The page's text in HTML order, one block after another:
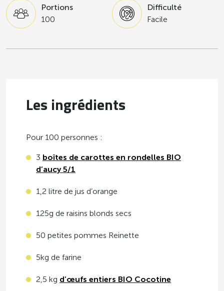
Portions
100
Difficulté
Facile
Les ingrédients
Pour 100 personnes :
3 boîtes de carottes en rondelles BIO
d’aucy 5/1
1,2 litre de jus d’orange
125g de raisins blonds secs
50 petites pommes Reinette
5kg de farine
2,5 kg d’œufs entiers BIO Cocotine